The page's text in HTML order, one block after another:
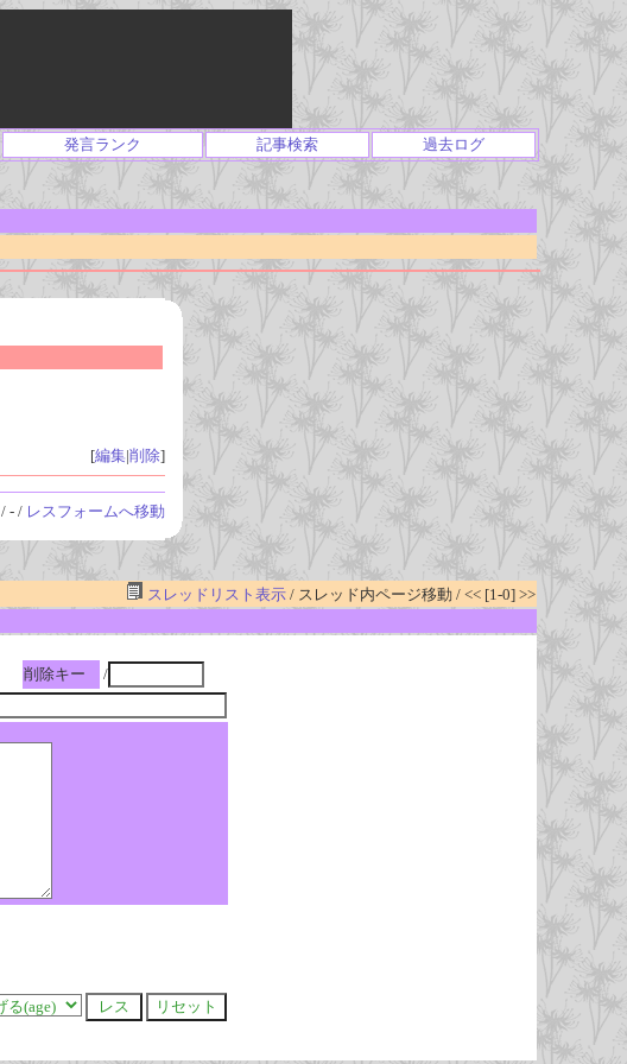
発言ランク 記事検索 過去ログ
[編集|削除]
/ - / レスフォームへ移動
スレッドリスト表示/ スレッド内ページ移動 / << [1-0] >>
削除キー
/